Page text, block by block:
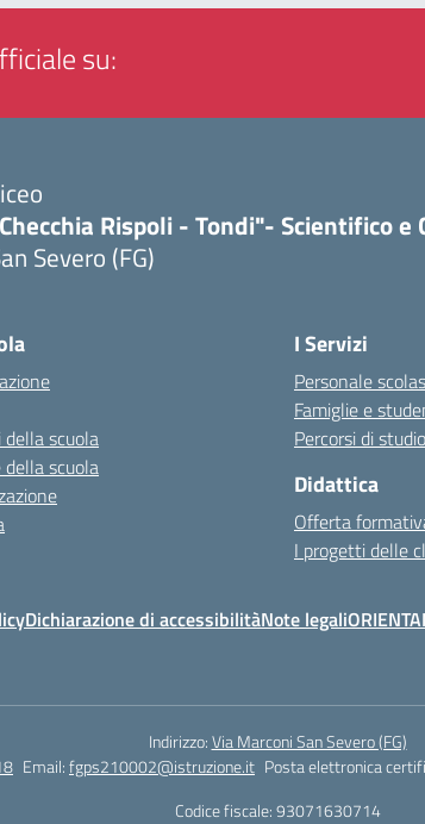
su:
Rispoli - Tondi"- Scientifico e
Severo (FG)
della scuola
della scuola
I Servizi
Personale
Famiglie e
Percorsi di studio
Didattica
Offerta
I progetti delle
Dichiarazione di accessibilitàNote legali
Indirizzo:Via Marconi San Severo (FG)
Email:fgps210002@istruzione.it Posta elettronica
Codice fiscale: 93071630714